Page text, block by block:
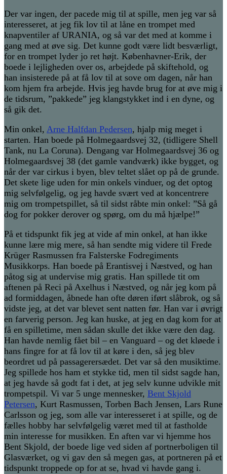
Der var ingen, der pacede mig til at spille, men jeg var så
interesseret, at jeg fik lov til at låne en trompet med
knapventiler af URANIA, og så var det med at komme i
gang med at øve sig. Det kunne godt være lidt besværligt,
for en trompet lyder jo ret højt. Københavner-Erik, der
boede i lejligheden over os, arbejdede på skiftehold, og
han insisterede på at få lov til at sove om dagen, når han
kom hjem fra arbejde. Hvis jeg havde brug for at øve mig i
de tidsrum, ”pakkede” jeg klangstykket ind i en dyne, og
så gik det.
Min onkel, Arne Halfdan Pedersen, hjalp mig meget i
starten. Han boede på Holmegaardsvej 32, (tidligere Shell
Tank, nu La Coruna). Dengang var Holmegaardsvej 36 og
Holmegaardsvej 38 (det gamle vandværk) ikke bygget, og
når der var cirkus i byen, blev teltet slået op på de grunde.
Det skete lige uden for min onkels vinduer, og det optog
mig selvfølgelig, og jeg havde svært ved at koncentrere
mig om trompetspillet, så til sidst råbte min onkel: ”Så gå
dog for pokker derover og spørg, om du må hjælpe!”
På et tidspunkt fik jeg at vide af min onkel, at han ikke
kunne lære mig mere, så han sendte mig videre til Frede
Krüger Rasmussen fra Falsterske Fodregiments
Musikkorps. Han boede på Erantisvej i Næstved, og han
påtog sig at undervise mig gratis. Han spillede tit om
aftenen på Reci på Axelhus i Næstved, og når jeg kom på
ad formiddagen, åbnede han ofte døren iført slåbrok, og så
vidste jeg, at det var blevet sent natten før. Han var i øvrigt
en farverig person. Jeg kan huske, at jeg en dag kom for at
få en spilletime, men sådan skulle det ikke være den dag.
Han havde nemlig fået bil – en Vanguard – og det kløede i
hans fingre for at få lov til at køre i den, så jeg blev
beordret ud på passagerersædet. Det var så den musiktime.
Jeg spillede hos ham et stykke tid, men til sidst sagde han,
at jeg havde så godt fat i det, at jeg selv kunne udvikle mit
trompetspil. Vi var 5 unge mennesker, Bent Skjold
Petersen, Kurt Rasmussen, Torben Bach Jensen, Lars Rune
Carlsson og jeg, som alle var interesseret i at spille, og de
fælles hobby har selvfølgelig været med til at fastholde
min interesse for musikken. En aften var vi hjemme hos
Bent Skjold, der boede lige ved siden af portnerboligen til
Glasværket, og vi gav den så megen gas, at portneren på et
tidspunkt troppede op for at se, hvad vi havde gang i.